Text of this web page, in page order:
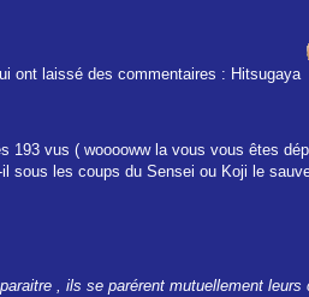
ont laissé des commentaires : Hitsugaya
193 vus ( wooooww la vous vous êtes
sous les coups du Sensei ou Koji le
, ils se parérent mutuellement